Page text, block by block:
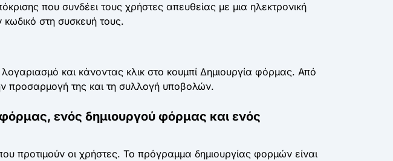
που συνδέει τους χρήστες απευθείας με μια ηλεκτρονική
στη συσκευή τους.
και κάνοντας κλικ στο κουμπί Δημιουργία φόρμας. Από
προσαρμογή της και τη συλλογή υποβολών.
ενός δημιουργού φόρμας και ενός
προτιμούν οι χρήστες. Το πρόγραμμα δημιουργίας φορμών είναι